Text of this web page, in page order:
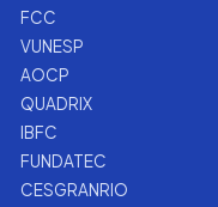
FCC
VUNESP
AOCP
QUADRIX
IBFC
FUNDATEC
CESGRANRIO